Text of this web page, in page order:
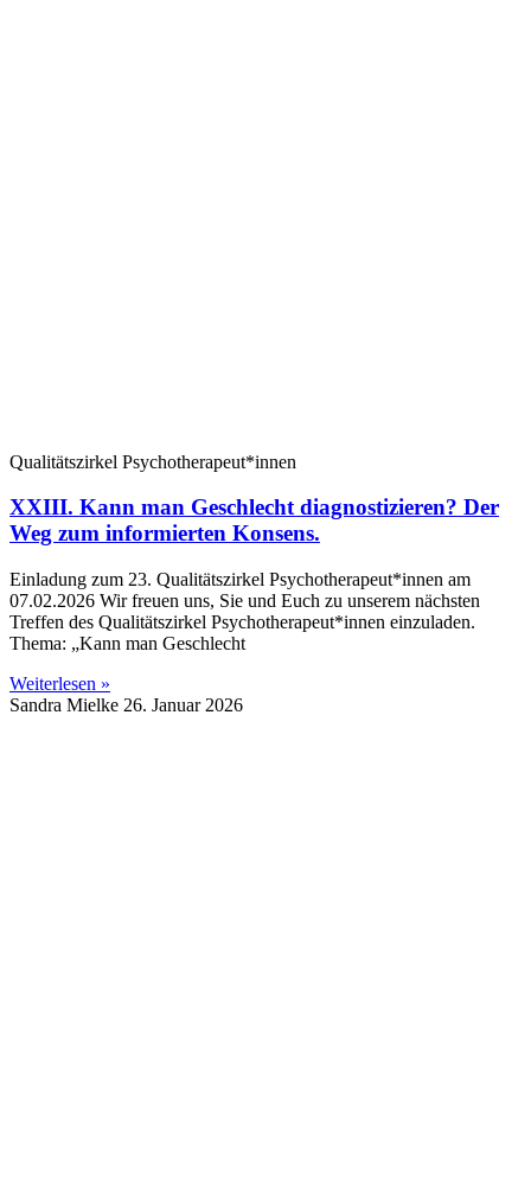
Qualitätszirkel Psychotherapeut*innen
XXIII. Kann man Geschlecht diagnostizieren? Der
Weg zum informierten Konsens.
Einladung zum 23. Qualitätszirkel Psychotherapeut*innen am
07.02.2026 Wir freuen uns, Sie und Euch zu unserem nächsten
Treffen des Qualitätszirkel Psychotherapeut*innen einzuladen.
Thema: „Kann man Geschlecht
Weiterlesen »
Sandra Mielke 26. Januar 2026